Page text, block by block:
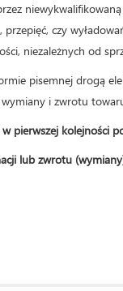
czy
niezależnych od
pisemnej drogą
wymiany i zwrotu
pierwszej
lub zwrotu